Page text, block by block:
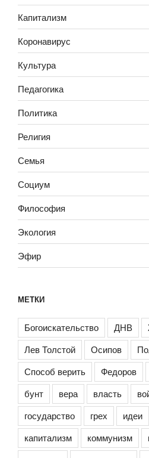
Капитализм
Коронавирус
Культура
Педагогика
Политика
Религия
Семья
Социум
Философия
Экология
Эфир
МЕТКИ
Богоискательство ДНВ
Лев Толстой
Осипов
Способ верить
Федоров
бунт
вера власть
государство
грех идеи
капитализм
коммунизм